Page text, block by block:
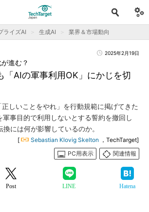
ライズAI 生成AI 業界＆市場動向
2025年2月19日
「AIの軍事利用OK」にかじを切
進む？
正しいことをやれ」を行動規範に掲げてきた
軍事目的で利用しないとする誓約を撤回し
には何が影響しているのか。
[ Sebastian Klovig Skelton ，TechTarget]
PC用表示
関連情報
Post LINE Hatena